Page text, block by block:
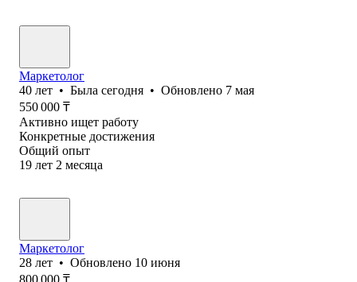
Маркетолог
40 лет • Была сегодня • Обновлено 7 мая
550 000 ₸
Активно ищет работу
Конкретные достижения
Общий опыт
19 лет 2 месяца
Маркетолог
28 лет • Обновлено 10 июня
800 000 ₸